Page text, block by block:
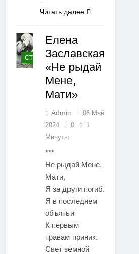
Читать далее
СТИХИ
Елена
Заславская
«Не рыдай
Мене,
Мати»
Admin
06 Май
2024
0
1
Минуты
***
Не рыдай Мене,
Мати,
Я за други погиб.
Я в последнем
объятьи
К первым
травам приник.
Свет земной